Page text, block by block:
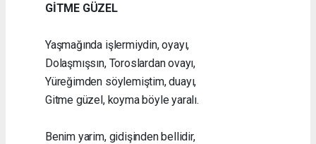
GİTME GÜZEL
Yaşmağında işlermiydin, oyayı,
Dolaşmışsın, Toroslardan ovayı,
Yüreğimden söylemiştim, duayı,
Gitme güzel, koyma böyle yaralı.
Benim yarim, gidişinden bellidir,